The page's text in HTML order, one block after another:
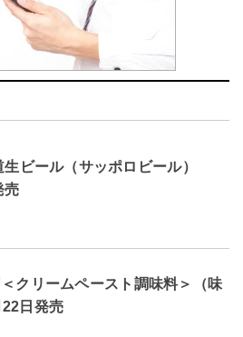
ビール（サッポロビール）
売
クリームペースト調味料＞（味
日発売